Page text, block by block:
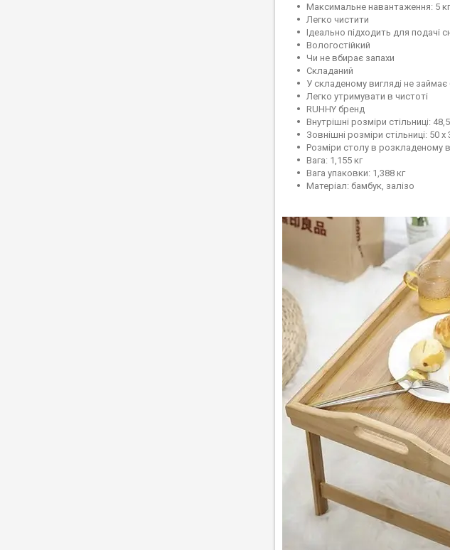
Максимальне навантаження: 5 кг
Легко чистити
Ідеально підходить для подачі
Вологостійкий
Чи не вбирає запахи
Складаний
У складеному вигляді не займає
Легко утримувати в чистоті
RUHHY бренд
Внутрішні розміри стільниці:
Зовнішні розміри стільниці: 50 х
Розміри столу в розкладеному
Вага: 1,155 кг
Вага упаковки: 1,388 кг
Матеріал: бамбук, залізо